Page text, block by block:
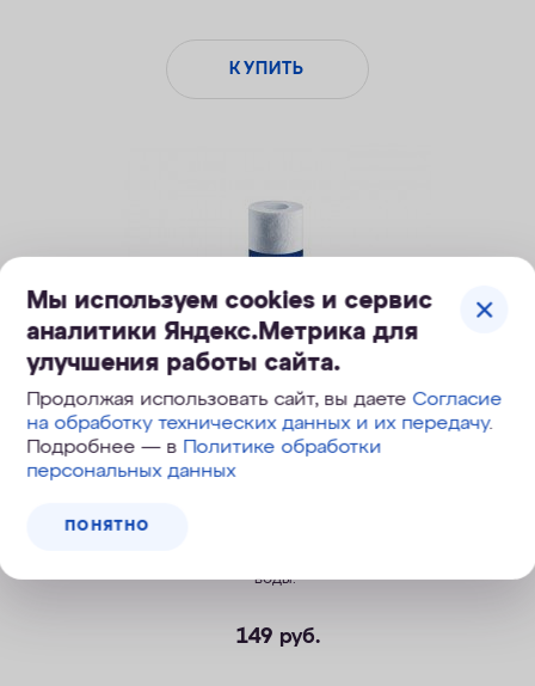
КУПИТЬ
Элемент фильтрующий ЭФГ (10SL – 20 мкм
воды.
149 руб.
Мы используем cookies и сервис
аналитики Яндекс.Метрика для
улучшения работы сайта.
Продолжая использовать сайт, вы даетеСогласие
на обработку технических данных и их передачу.
Подробнее — в Политике обработки
персональных данных
ПОНЯТНО